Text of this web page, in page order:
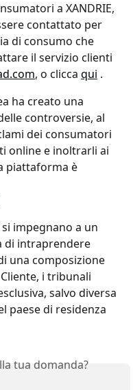
a XANDRIE,
contattato per
di consumo che
il servizio clienti
, o clicca qui .
ha creato una
controversie, al
dei consumatori
online e inoltrarli ai
piattaforma è
impegnano a un
di intraprendere
una composizione
i tribunali
salvo diversa
paese di residenza
tua domanda?